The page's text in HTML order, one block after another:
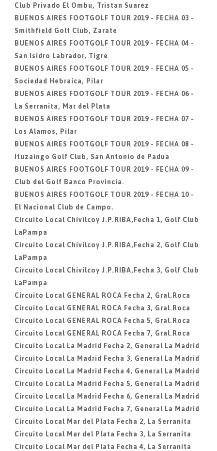
Club Privado El Ombu, Tristan Suarez
BUENOS AIRES FOOTGOLF TOUR 2019 - FECHA 03 -
Smithfield Golf Club, Zarate
BUENOS AIRES FOOTGOLF TOUR 2019 - FECHA 04 -
San Isidro Labrador, Tigre
BUENOS AIRES FOOTGOLF TOUR 2019 - FECHA 05 -
Sociedad Hebraica, Pilar
BUENOS AIRES FOOTGOLF TOUR 2019 - FECHA 06 -
La Serranita, Mar del Plata
BUENOS AIRES FOOTGOLF TOUR 2019 - FECHA 07 -
Los Alamos, Pilar
BUENOS AIRES FOOTGOLF TOUR 2019 - FECHA 08 -
Ituzaingo Golf Club, San Antonio de Padua
BUENOS AIRES FOOTGOLF TOUR 2019 - FECHA 09 -
Club del Golf Banco Provincia.
BUENOS AIRES FOOTGOLF TOUR 2019 - FECHA 10 -
El Nacional Club de Campo.
Circuito Local Chivilcoy J.P.RIBA,Fecha 1, Golf Club
LaPampa
Circuito Local Chivilcoy J.P.RIBA,Fecha 2, Golf Club
LaPampa
Circuito Local Chivilcoy J.P.RIBA,Fecha 3, Golf Club
LaPampa
Circuito Local GENERAL ROCA Fecha 2, Gral.Roca
Circuito Local GENERAL ROCA Fecha 3, Gral.Roca
Circuito Local GENERAL ROCA Fecha 5, Gral.Roca
Circuito Local GENERAL ROCA Fecha 7, Gral.Roca
Circuito Local La Madrid Fecha 2, General La Madrid
Circuito Local La Madrid Fecha 3, General La Madrid
Circuito Local La Madrid Fecha 4, General La Madrid
Circuito Local La Madrid Fecha 5, General La Madrid
Circuito Local La Madrid Fecha 6, General La Madrid
Circuito Local La Madrid Fecha 7, General La Madrid
Circuito Local Mar del Plata Fecha 2, La Serranita
Circuito Local Mar del Plata Fecha 3, La Serranita
Circuito Local Mar del Plata Fecha 4, La Serranita